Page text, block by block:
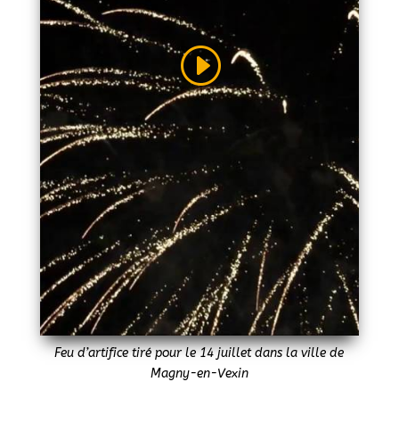
Feu d’artifice tiré pour le 14 juillet dans la ville de
Magny-en-Vexin